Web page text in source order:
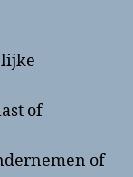
of
of